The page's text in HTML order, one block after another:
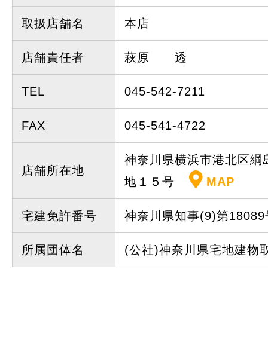
取扱店舗名 本店
店舗責任者 萩原 透
TEL 045-542-7211
FAX 045-541-4722
店舗所在地
神奈川県横浜市港北区綱
地１５号
MAP
宅建免許番号 神奈川県知事(9)第18089
所属団体名 (公社)神奈川県宅地建物